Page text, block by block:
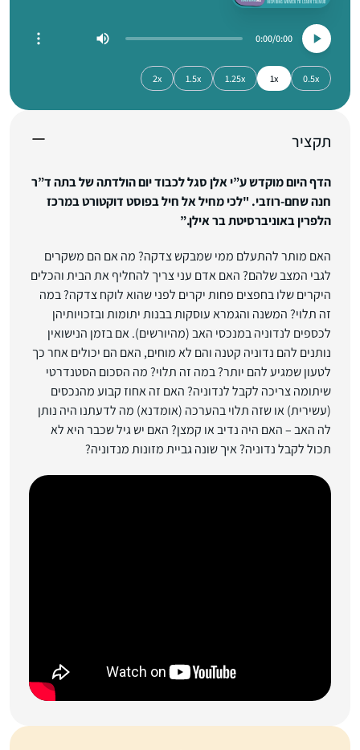
0:00
0:00
0.5x
1x
1.25x
1.5x
2x
תקציר
הדף היום מוקדש ע”י אלן סגל לכבוד יום הולדתה של בתה ד”ר
חנה שחם-רוזבי. "לכי מחיל אל חיל בפוסט דוקטורט במרכז
הלפרין באוניברסיטת בר אילן.”
האם מותר להתעלם ממי שמבקש צדקה? מה אם הם משקרים
לגבי המצב שלהם? האם אדם עני צריך להחליף את הבית והכלים
היקרים שלו בחפצים פחות יקרים לפני שהוא לוקח צדקה? במה
זה תלוי? המשנה והגמרא עוסקות בבנות יתומות ובזכויותיהן
לכספים לנדוניה במנכסי האב (מהיורשים). אם בזמן הנישואין
נותנים להם נדוניה קטנה והם לא מוחים, האם הם יכולים אחר כך
לטעון שמגיע להם יותר? במה זה תלוי? מה הסכום הסטנדרטי
שיתומה צריכה לקבל לנדוניה? האם זה אחוז קבוע מהנכסים
(עשירית) או שזה תלוי בהערכה (אומדנא) מה לדעתנו היה נותן
לה האב – האם היה נדיב או קמצן? האם יש גיל שכבר היא לא
תכול לקבל נדוניה? איך שונה גביית מזונות מנדוניה?